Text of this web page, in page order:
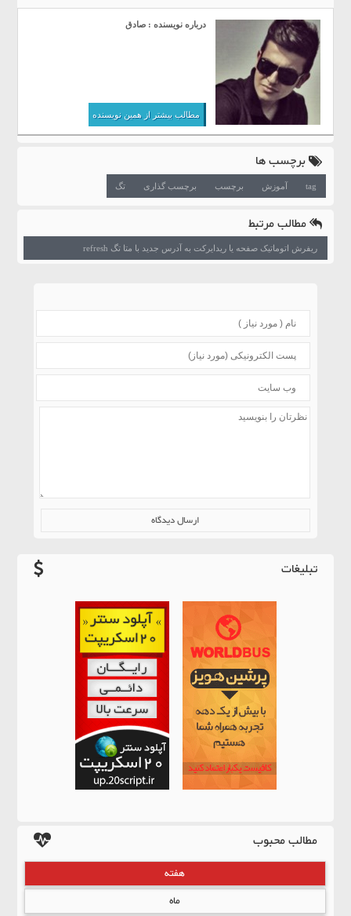
درباره نویسنده : صادق
مطالب بیشتر از همین نویسنده
برچسب ها
tag آموزش برچسب برچسب گذاری تگ
مطالب مرتبط
ریفرش اتوماتیک صفحه یا ریدایرکت به آدرس جدید با متا تگ refresh
تبلیغات
مطالب محبوب
هفته
ماه